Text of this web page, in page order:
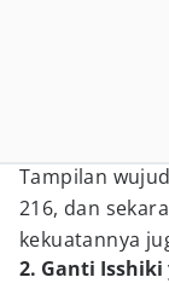
Tampilan
216, dan
kekuatannya
2. Ganti